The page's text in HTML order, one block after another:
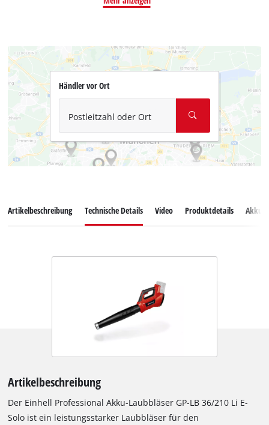
Händler vor Ort
Postleitzahl oder Ort
Artikelbeschreibung Technische Details Video Produktdetails
Artikelbeschreibung
Der Einhell Professional Akku-Laubbläser GP-LB 36/210 Li E-
Solo ist ein leistungsstarker Laubbläser für den